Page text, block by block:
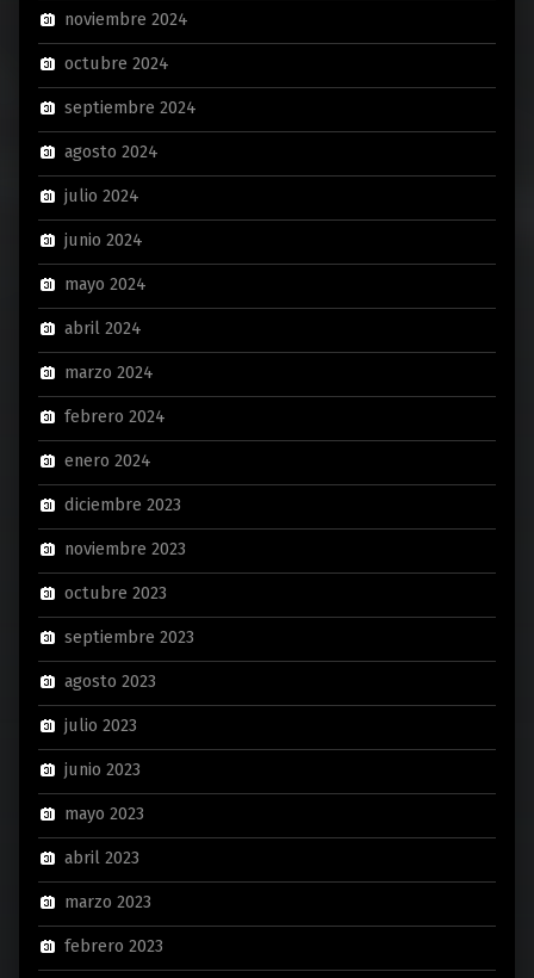
noviembre 2024
octubre 2024
septiembre 2024
agosto 2024
julio 2024
junio 2024
mayo 2024
abril 2024
marzo 2024
febrero 2024
enero 2024
diciembre 2023
noviembre 2023
octubre 2023
septiembre 2023
agosto 2023
julio 2023
junio 2023
mayo 2023
abril 2023
marzo 2023
febrero 2023